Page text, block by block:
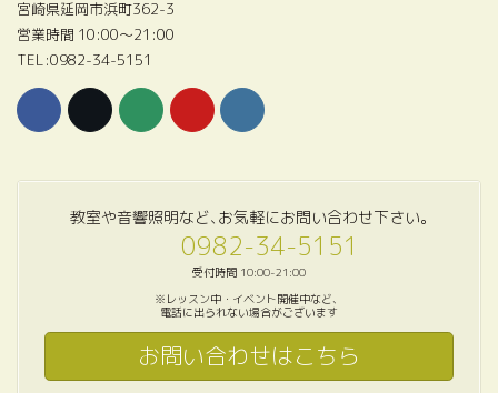
宮崎県延岡市浜町362-3
営業時間 10:00〜21:00
TEL:0982-34-5151
教室や音響照明など､お気軽にお問い合わせ下さい｡
0982-34-5151
受付時間 10:00-21:00
※レッスン中・イベント開催中など、
電話に出られない場合がございます
お問い合わせはこちら